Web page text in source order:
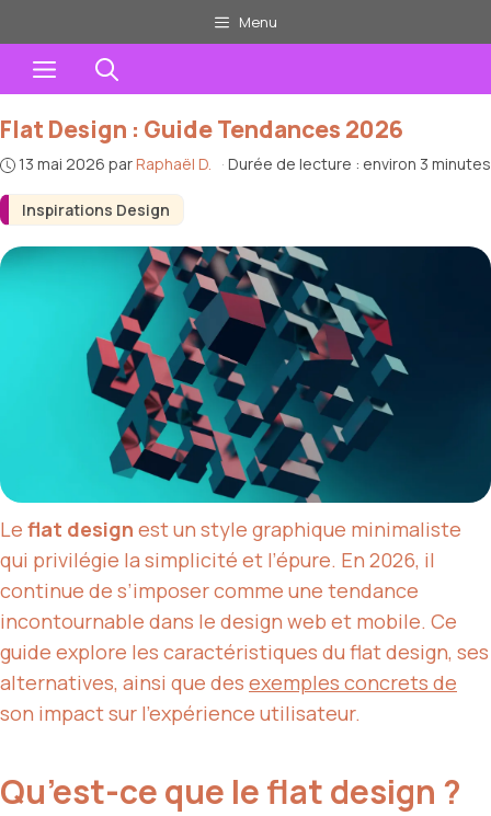
au
contenu
Menu
Menu
Inspirations Design
Flat Design : Guide Tendances 2026
13 mai 2026 parRaphaël D. · Durée de lecture : environ 3 minutes
Le flat design est un style graphique minimaliste
qui privilégie la simplicité et l’épure. En 2026, il
continue de s’imposer comme une tendance
incontournable dans le design web et mobile. Ce
guide explore les caractéristiques du flat design, ses
alternatives, ainsi que des exemples concrets de
son impact sur l’expérience utilisateur.
Qu’est-ce que le flat design ?